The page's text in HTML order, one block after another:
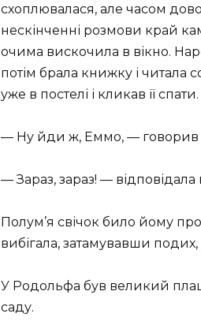
схоплювалася, але часом
нескінченні розмови край
очима вискочила в вікно.
потім брала книжку і читала
уже в постелі і кликав її спати.
— Ну йди ж, Еммо, — говорив
— Зараз, зараз! — відповідала
Полум’я свічок било йому
вибігала, затамувавши
У Родольфа був великий
саду.